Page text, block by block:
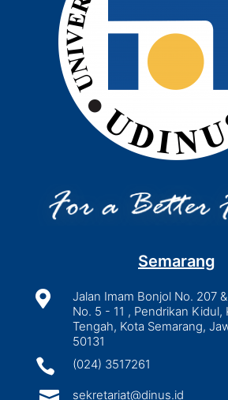
Semarang

Jalan Imam Bonjol No. 207
No. 5 - 11 , Pendrikan Kidul,
Tengah, Kota Semarang,
50131
 (024) 3517261
sekretariat@dinus.id